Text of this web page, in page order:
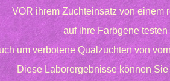
VOR ihrem Zuchteinsatz von einem
auf ihre Farbgene testen
um verbotene Qualzuchten von
Diese Laborergebnisse können